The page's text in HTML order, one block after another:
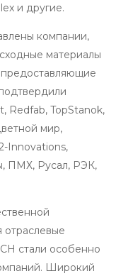
и другие.
компании,
материалы
предоставляющие
Redfab, TopStanok,
мир,
Innovations,
ПМХ, Русал, РЭК,
стали особенно
Широкий